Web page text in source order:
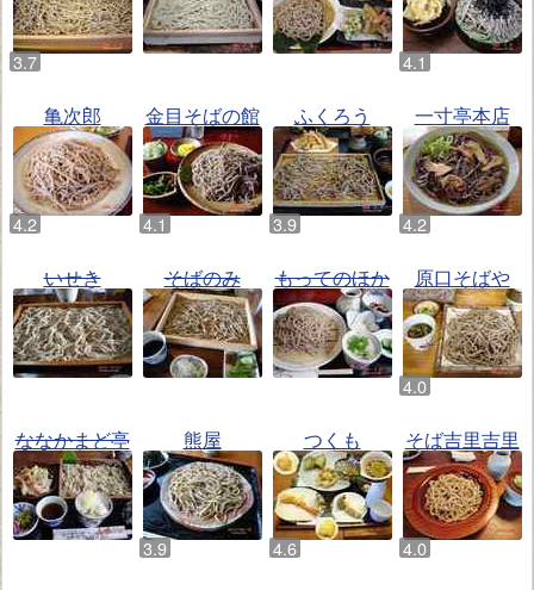
亀次郎 金目そばの館 ふくろう 一寸亭本店
いせき そばのみ もってのほか 原口そばや
ななかまど亭 熊屋 つくも そば吉里吉里